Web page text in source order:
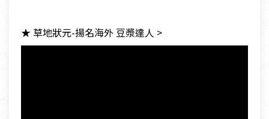
★ 草地狀元-揚名海外 豆漿達人 >